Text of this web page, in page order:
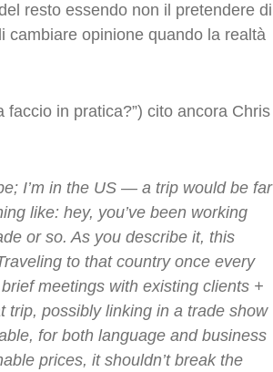
resto essendo non il pretendere di
cambiare opinione quando la realtà
in pratica?”) cito ancora Chris
I’m in the US — a trip would be far
like: hey, you’ve been working
or so. As you describe it, this
to that country once every
meetings with existing clients +
trip, possibly linking in a trade show
for both language and business
prices, it shouldn’t break the